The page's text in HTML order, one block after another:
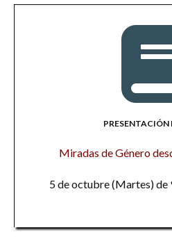
PRESENTACIÓN
Miradas de Género
5 de octubre (Martes) de